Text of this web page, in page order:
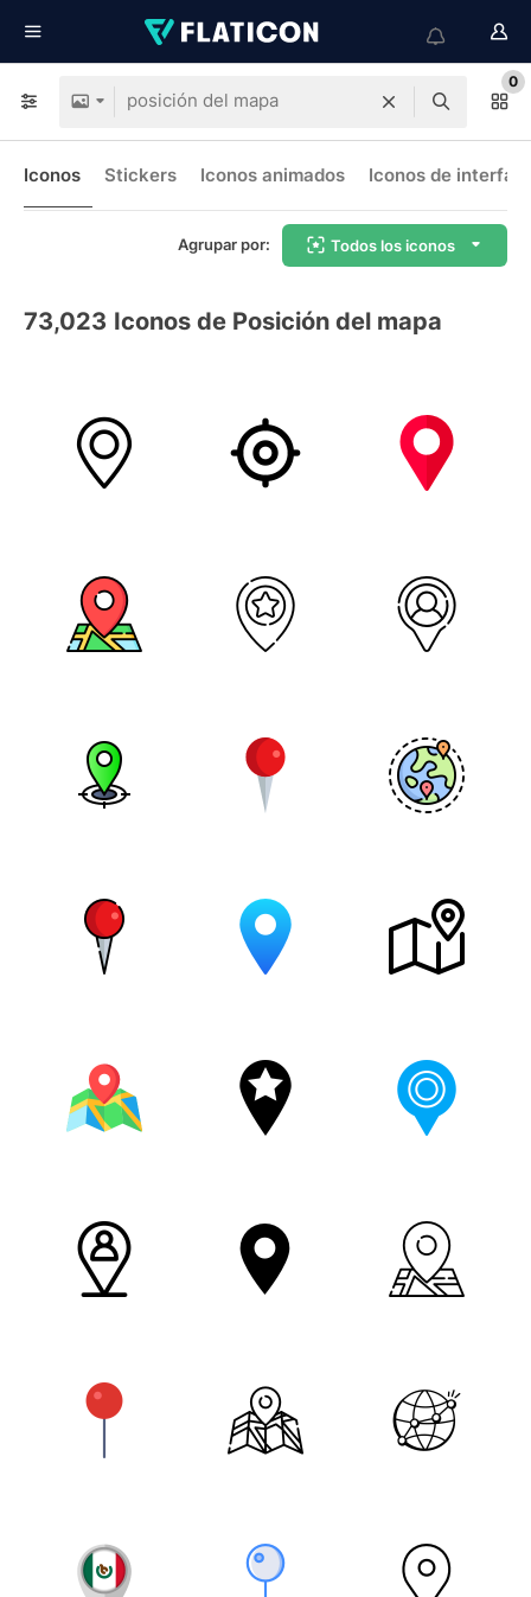
0
Iconos Stickers Iconos animados Iconos de interfaz
Agrupar por: Todos los iconos
73,023 Iconos de Posición del mapa